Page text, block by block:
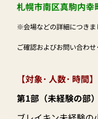
札幌市南区真駒内幸
※会場などの詳細につき
ご確認およびお問い合わせ
【対象･ 人数･ 時間】
第1部（未経験の部）